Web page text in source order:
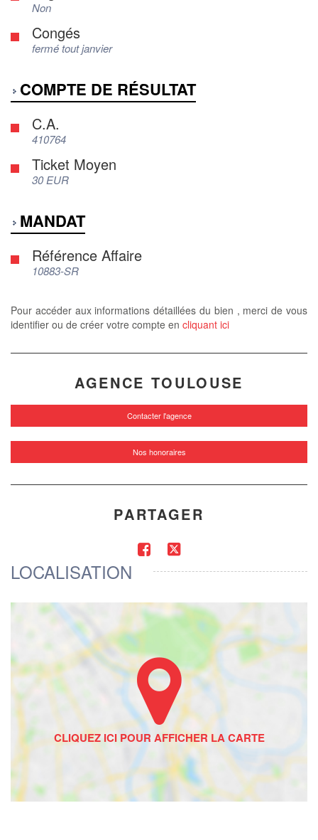
Non
Congés
fermé tout janvier
COMPTE DE RÉSULTAT
C.A.
410764
Ticket Moyen
30 EUR
MANDAT
Référence Affaire
10883-SR
Pour accéder aux informations détaillées du bien , merci de vous
identifier ou de créer votre compte en cliquant ici
AGENCE TOULOUSE
Contacter l'agence
Nos honoraires
PARTAGER
LOCALISATION